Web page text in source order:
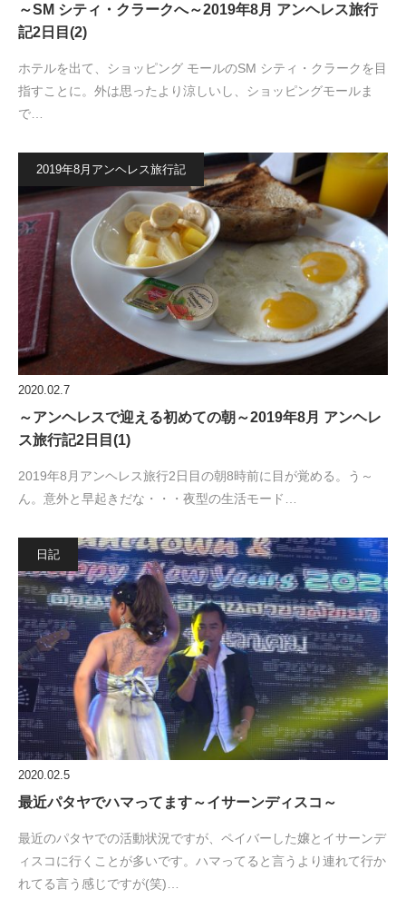
～SM シティ・クラークへ～2019年8月 アンヘレス旅行
記2日目(2)
ホテルを出て、ショッピング モールのSM シティ・クラークを目
指すことに。外は思ったより涼しいし、ショッピングモールま
で…
2019年8月アンヘレス旅行記
2020.02.7
～アンヘレスで迎える初めての朝～2019年8月 アンヘレ
ス旅行記2日目(1)
2019年8月アンヘレス旅行2日目の朝8時前に目が覚める。う～
ん。意外と早起きだな・・・夜型の生活モード…
日記
2020.02.5
最近パタヤでハマってます～イサーンディスコ～
最近のパタヤでの活動状況ですが、ペイバーした嬢とイサーンデ
ィスコに行くことが多いです。ハマってると言うより連れて行か
れてる言う感じですが(笑)…